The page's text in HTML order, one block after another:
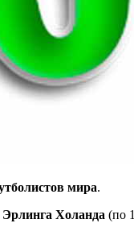
мира.
Холанда (по